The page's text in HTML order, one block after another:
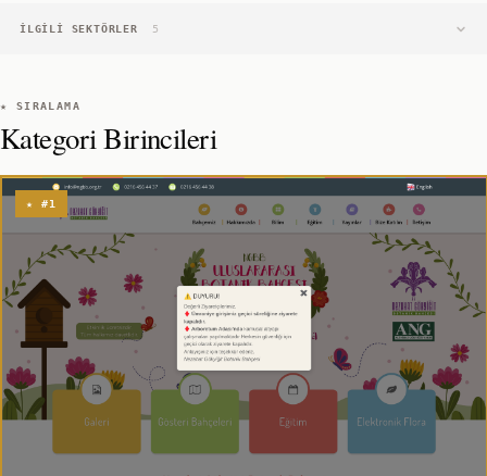
İLGILI SEKTÖRLER 5
★ SIRALAMA
Kategori Birincileri
★ #1